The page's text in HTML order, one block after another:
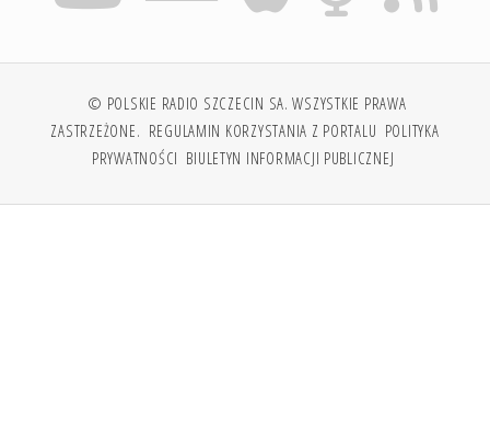
© POLSKIE RADIO SZCZECIN SA. WSZYSTKIE PRAWA
ZASTRZEŻONE. REGULAMIN KORZYSTANIA Z PORTALU POLITYKA
PRYWATNOŚCI BIULETYN INFORMACJI PUBLICZNEJ